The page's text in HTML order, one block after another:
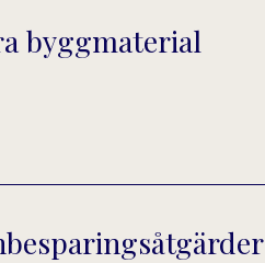
byggmaterial